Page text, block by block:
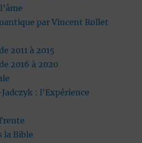
par Vincent Rollet
2011 à 2015
2016 à 2020
: l’Expérience
la Bible